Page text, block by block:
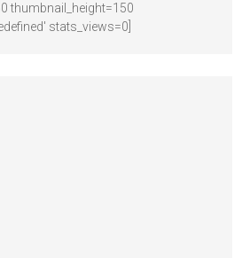
thumbnail_height=150
stats_views=0]